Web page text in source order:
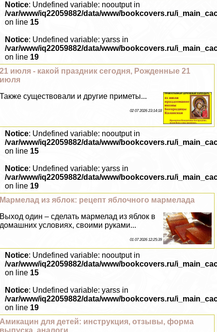
Notice: Undefined variable: nooutput in
/var/www/iq22059882/data/www/bookcovers.ru/
on line 15
Notice: Undefined variable: yarss in
/var/www/iq22059882/data/www/bookcovers.ru/
on line 19
21 июля - какой праздник сегодня, Рожденные 21
июля
Также существовали и другие приметы...
02 07 2026 23:14:18
Notice: Undefined variable: nooutput in
/var/www/iq22059882/data/www/bookcovers.ru/
on line 15
Notice: Undefined variable: yarss in
/var/www/iq22059882/data/www/bookcovers.ru/
on line 19
Мармелад из яблок: рецепт яблочного мармелада
Выход один – сделать мармелад из яблок в
домашних условиях, своими руками...
01 07 2026 12:25:39
Notice: Undefined variable: nooutput in
/var/www/iq22059882/data/www/bookcovers.ru/
on line 15
Notice: Undefined variable: yarss in
/var/www/iq22059882/data/www/bookcovers.ru/
on line 19
Амикацин для детей: инструкция, отзывы, форма
выпуска, аналоги